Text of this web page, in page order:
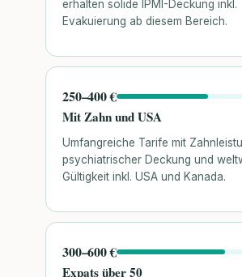
erhalten solide IPMI-Deckung inkl.
Evakuierung ab diesem Bereich.
250–400 €
Mit Zahn und USA
Umfangreiche Tarife mit
psychiatrischer Deckung und
Gültigkeit inkl. USA und Kanada.
300–600 €
Expats über 50